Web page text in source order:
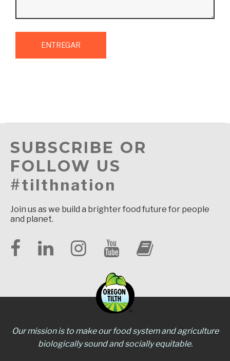
SUBSCRIBE OR
FOLLOW US
#tilthnation
Join us as we build a brighter food future for people
and planet.
Our mission is to make our food system and agriculture
biologically sound and socially equitable.